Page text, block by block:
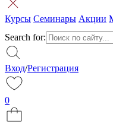
Курсы Семинары Акции
Search for:
Вход/Регистрация
0